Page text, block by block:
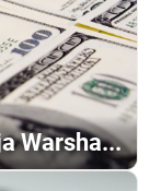
Warsha...